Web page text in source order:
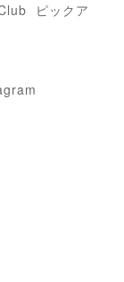
ピックア